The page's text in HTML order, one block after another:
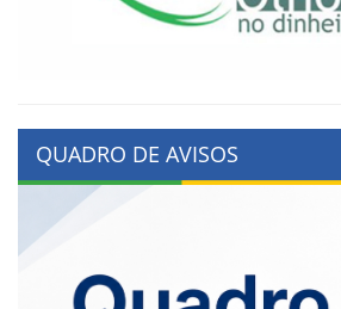
QUADRO DE AVISOS